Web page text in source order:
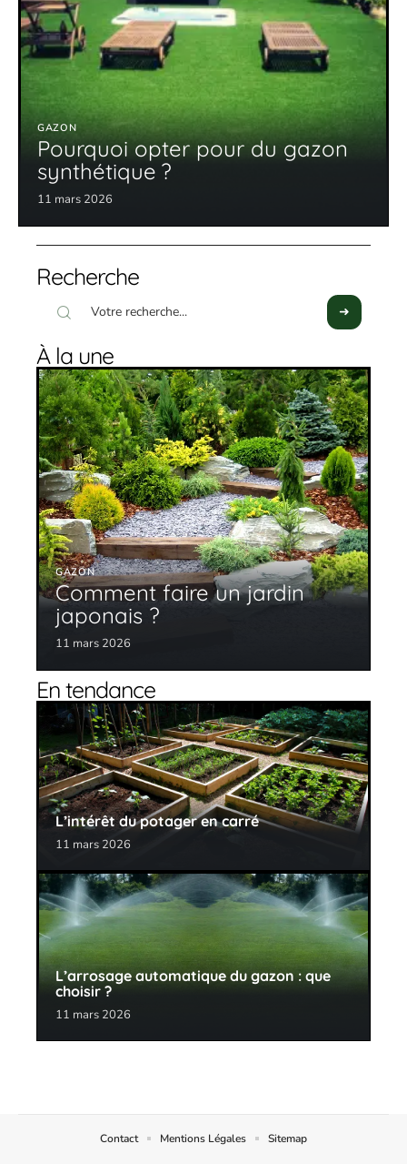
GAZON
Pourquoi opter pour du gazon
synthétique ?
11 mars 2026
Recherche
À la une
GAZON
Comment faire un jardin
japonais ?
11 mars 2026
En tendance
L’intérêt du potager en carré
11 mars 2026
L’arrosage automatique du gazon : que
choisir ?
11 mars 2026
Contact Mentions Légales Sitemap